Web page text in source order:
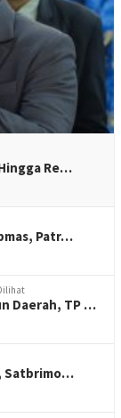
Re…
Patr…
Daerah, TP …
Satbrimo…